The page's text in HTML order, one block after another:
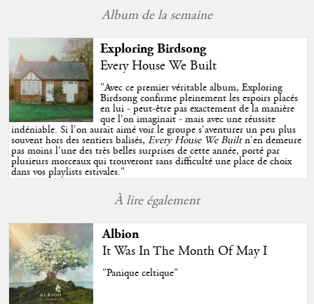
Album de la semaine
Exploring Birdsong
Every House We Built
"Avec ce premier véritable album, Exploring
Birdsong confirme pleinement les espoirs placés
en lui - peut-être pas exactement de la manière
que l'on imaginait - mais avec une réussite
indéniable. Si l'on aurait aimé voir le groupe s'aventurer un peu plus
souvent hors des sentiers balisés,Every House We Builtn'en demeure
pas moins l'une des très belles surprises de cette année, porté par
plusieurs morceaux qui trouveront sans difficulté une place de choix
dans vos playlists estivales."
À lire également
Albion
It Was In The Month Of May I
"Panique celtique"